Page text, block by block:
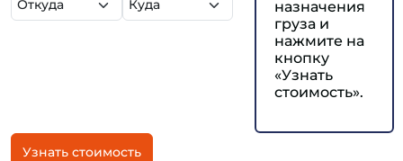
назначения
груза и
нажмите на
кнопку
«Узнать
стоимость».
Узнать стоимость